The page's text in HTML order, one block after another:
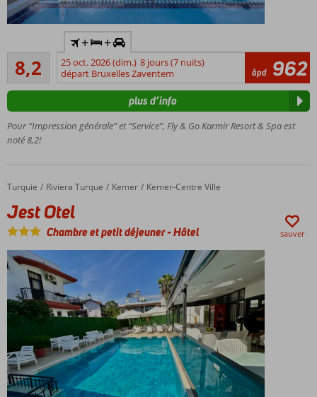
de
plage !
la
voiture
de
Hôtel familial
avec un bel
emplacement
Piscine
toboggans
Mini club,
aire de jeux,
mini
discothèque,
piscine pour
enfants
Plage
privée
8,2
Très bon
62
commentaires
+ +
25 oct. 2026 (dim.) 8 jours (7 nuits)
départ Bruxelles Zaventem
àpd 962
Pour “Impression générale” et “Service”, Fly & Go Karmir Resort & Spa est
noté 8,2!
plus d’info
Accueil
Turquie Riviera Turque Kemer Kemer-Centre Ville
Jest Otel
Jest Otel
Chambre et petit déjeuner-Hôtel sauver